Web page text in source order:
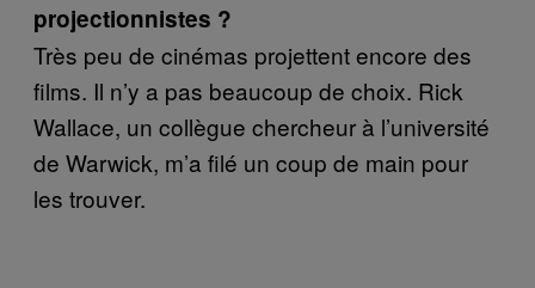
projectionnistes ?
Très peu de cinémas projettent encore des
films. Il n’y a pas beaucoup de choix. Rick
Wallace, un collègue chercheur à l’université
de Warwick, m’a filé un coup de main pour
les trouver.